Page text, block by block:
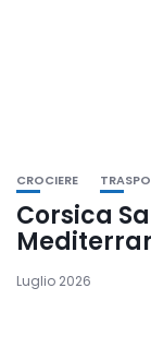
CROCIERE
Corsica
Luglio 2026